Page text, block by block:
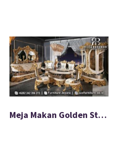
Meja Makan Golden Steel Special Edition Berkualitas FS-038